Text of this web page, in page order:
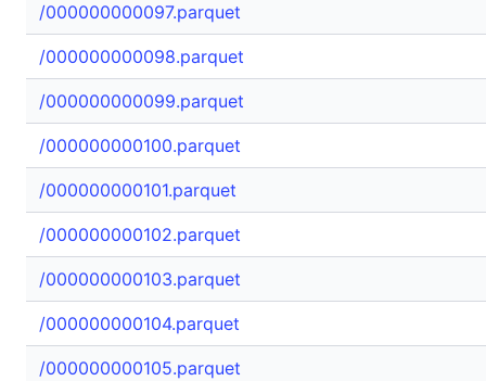
/000000000097.parquet
/000000000098.parquet
/000000000099.parquet
/000000000100.parquet
/000000000101.parquet
/000000000102.parquet
/000000000103.parquet
/000000000104.parquet
/000000000105.parquet